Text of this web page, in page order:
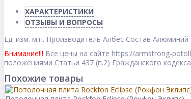
ХАРАКТЕРИСТИКИ
ОТЗЫВЫ И ВОПРОСЫ
Ед. изм. м.п. Производитель Албес Состав Алюминий
Внимание!!! Все цены на сайте https://armstrong-
положениями Статьи 437 (п.2) Гражданского
Похожие товары